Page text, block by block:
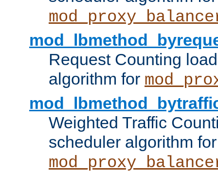
Request Counting
algorithm for
Weighted Traffic
scheduler algorithm for